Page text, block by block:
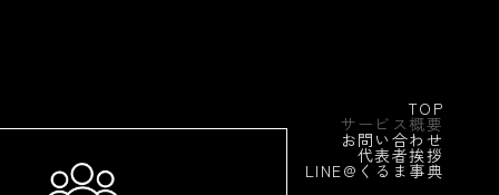
TOP
サービス概要
お問い合わせ
代表者挨拶
LINE@くるま事典